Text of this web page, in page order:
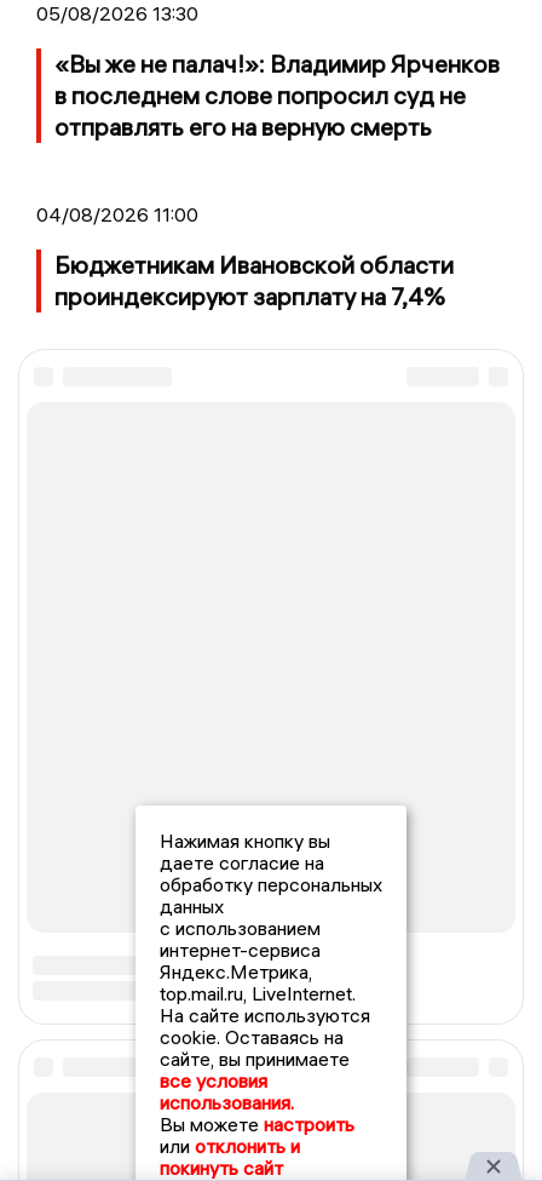
05/08/2026 13:30
«Вы же не палач!»: Владимир Ярченков
в последнем слове попросил суд не
отправлять его на верную смерть
04/08/2026 11:00
Бюджетникам Ивановской области
проиндексируют зарплату на 7,4%
Нажимая кнопку вы
даете согласие на
обработку персональных
данных
с использованием
интернет-сервиса
Яндекс.Метрика,
top.mail.ru, LiveInternet.
На сайте используются
cookie. Оставаясь на
сайте, вы принимаете
все условия
использования.
Вы можете настроить
или отклонить и
покинуть сайт